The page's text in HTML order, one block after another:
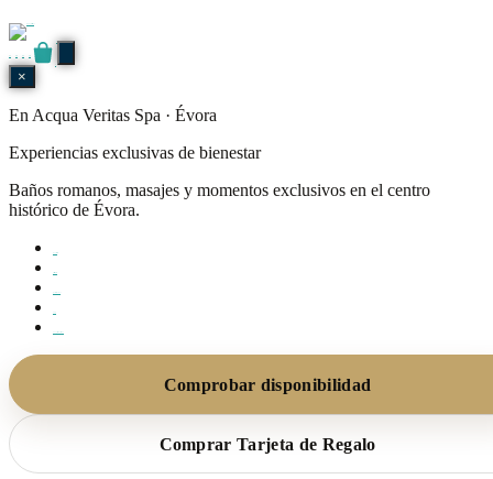
×
En Acqua Veritas Spa · Évora
Experiencias exclusivas de bienestar
Baños romanos, masajes y momentos exclusivos en el centro
histórico de Évora.
Comprobar disponibilidad
Comprar Tarjeta de Regalo